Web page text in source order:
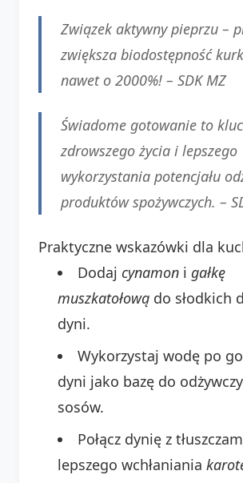
Związek aktywny pieprzu –
zwiększa biodostępność
nawet o 2000%! – SDK MZ
Świadome gotowanie to
zdrowszego życia i lepszego
wykorzystania potencjału
produktów spożywczych. –
Praktyczne wskazówki dla
Dodaj cynamon i gałkę
muszkatołową do słodkich
dyni.
Wykorzystaj wodę po
dyni jako bazę do
sosów.
Połącz dynię z
lepszego wchłaniania